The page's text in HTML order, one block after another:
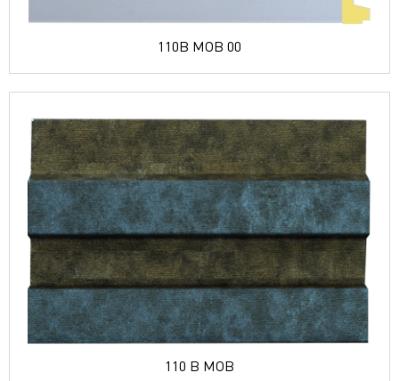
110B MOB 00
110 B MOB